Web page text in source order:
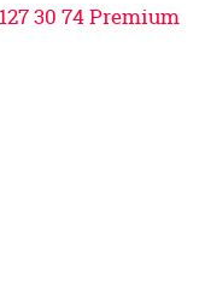
30 74 Premium